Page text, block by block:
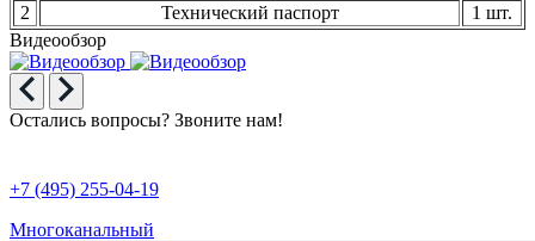
2
Технический паспорт
1 шт.
Видеообзор
Остались вопросы? Звоните нам!
+7 (495) 255-04-19
Многоканальный